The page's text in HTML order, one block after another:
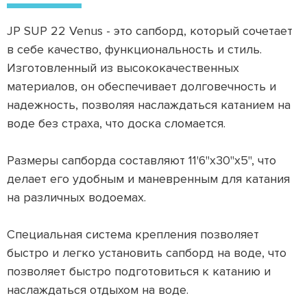
JP SUP 22 Venus - это сапборд, который сочетает
в себе качество, функциональность и стиль.
Изготовленный из высококачественных
материалов, он обеспечивает долговечность и
надежность, позволяя наслаждаться катанием на
воде без страха, что доска сломается.
Размеры сапборда составляют 11'6"x30"x5", что
делает его удобным и маневренным для катания
на различных водоемах.
Специальная система крепления позволяет
быстро и легко установить сапборд на воде, что
позволяет быстро подготовиться к катанию и
наслаждаться отдыхом на воде.